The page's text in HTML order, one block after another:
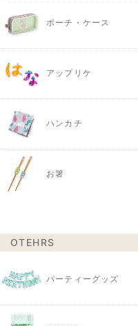
ポーチ・ケース
アップリケ
ハンカチ
お箸
OTEHRS
パーティーグッズ